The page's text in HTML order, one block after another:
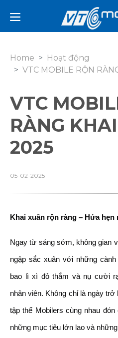
Home
Hoạt động
VTC MOBILE RỘN
VTC
RÀNG
2025
05-02-2025
Khai xuân rộn ràng – Hứa hẹn
Ngay từ sáng sớm, không gian
ngập sắc xuân với những
bao lì xì đỏ thắm và nụ cười
nhân viên. Không chỉ là ngày
tập thể Mobilers cùng nhau
những mục tiêu lớn lao và